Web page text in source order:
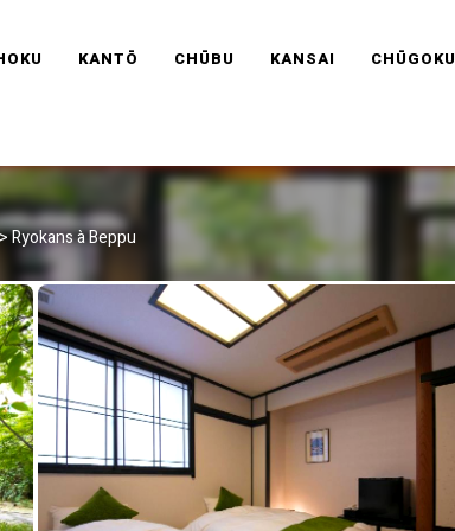
FRANCE
KANTŌ CHŪBU KANSAI CHŪGOKU
Ryokans à Beppu